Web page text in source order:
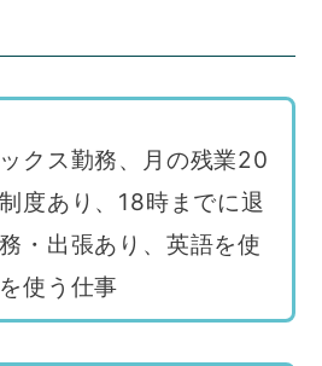
クス勤務、月の残業20
度あり、18時までに退
・出張あり、英語を使
使う仕事